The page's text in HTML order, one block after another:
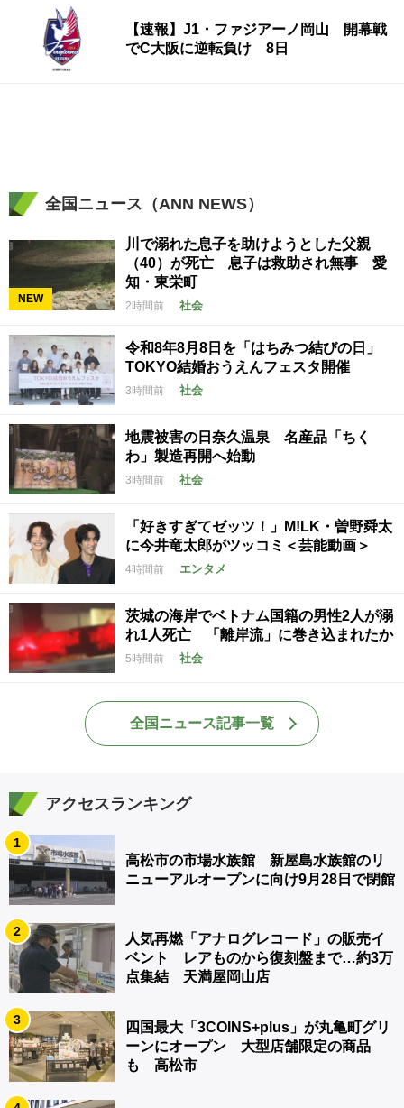
【速報】J1・ファジアーノ岡山 開幕戦
でC大阪に逆転負け 8日
全国ニュース（ANN NEWS）
NEW
川で溺れた息子を助けようとした父親
（40）が死亡 息子は救助され無事 愛
知・東栄町
2時間前 社会
令和8年8月8日を「はちみつ結びの日」
TOKYO結婚おうえんフェスタ開催
3時間前 社会
地震被害の日奈久温泉 名産品「ちく
わ」製造再開へ始動
3時間前 社会
「好きすぎてゼッツ！」M!LK・曽野舜太
に今井竜太郎がツッコミ＜芸能動画＞
4時間前 エンタメ
茨城の海岸でベトナム国籍の男性2人が溺
れ1人死亡 「離岸流」に巻き込まれたか
5時間前 社会
全国ニュース記事一覧
アクセスランキング
1
高松市の市場水族館 新屋島水族館のリ
ニューアルオープンに向け9月28日で閉館
2
人気再燃「アナログレコード」の販売イ
ベント レアものから復刻盤まで…約3万
点集結 天満屋岡山店
3
四国最大「3COINS+plus」が丸亀町グリ
ーンにオープン 大型店舗限定の商品
も 高松市